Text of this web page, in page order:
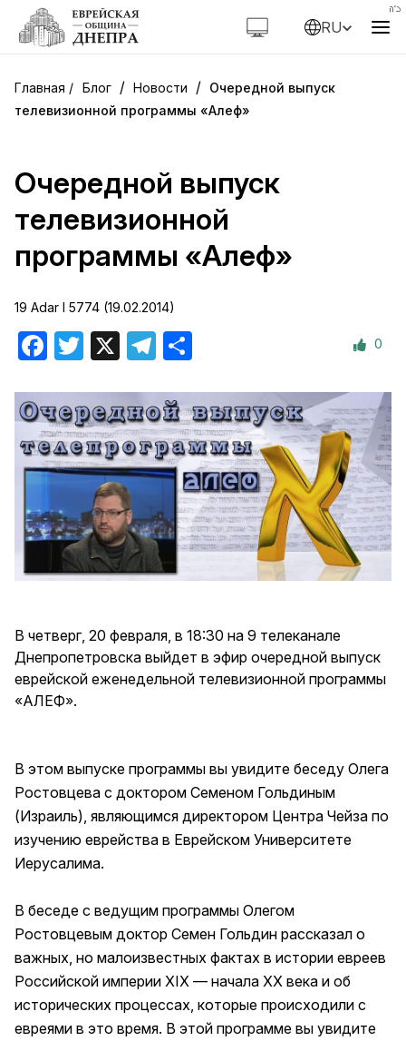
RU
Блог / Новости / Очередной выпуск
телевизионной программы «Алеф»
Очередной выпуск
телевизионной
программы «Алеф»
19 Adar I 5774 (19.02.2014)
Facebook
Twitter Telegram 0
В четверг, 20 февраля, в 18:30 на 9 телеканале
Днепропетровска выйдет в эфир очередной выпуск
еврейской еженедельной телевизионной программы
«АЛЕФ».
В этом выпуске программы вы увидите беседу Олега
Ростовцева с доктором Семеном Гольдиным
(Израиль), являющимся директором Центра Чейза по
изучению еврейства в Еврейском Университете
Иерусалима.
В беседе с ведущим программы Олегом
Ростовцевым доктор Семен Гольдин рассказал о
важных, но малоизвестных фактах в истории евреев
Российской империи XIX — начала ХХ века и об
исторических процессах, которые происходили с
евреями в это время. В этой программе вы увидите